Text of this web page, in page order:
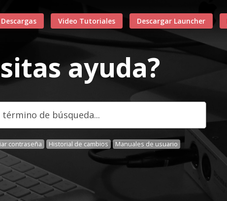
Descargas Video Tutoriales Descargar Launcher
ayuda?
contraseña Historial de cambios Manuales de usuario